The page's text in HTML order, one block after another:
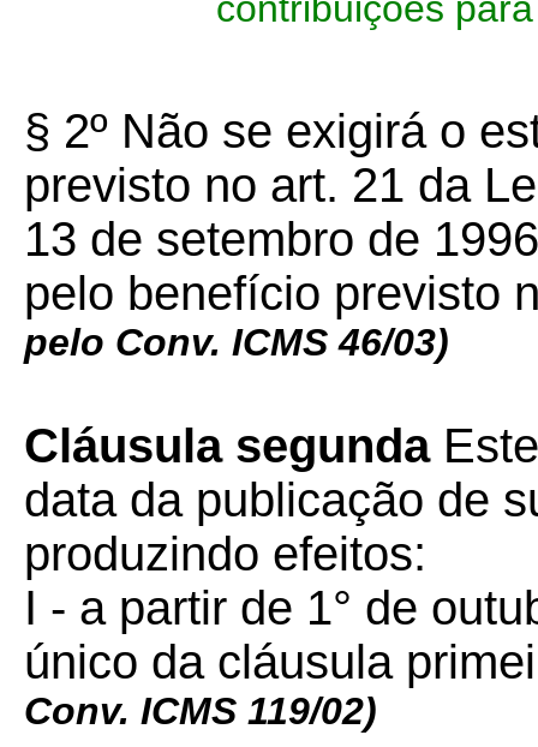
§ 2º Não se exigirá o
previsto no art. 21 da
13 de setembro de
pelo benefício previsto
pelo Conv. ICMS 46/03)
Cláusula segunda
data da publicação de
produzindo efeitos:
I - a partir de 1° de
único da cláusula
Conv. ICMS 119/02)